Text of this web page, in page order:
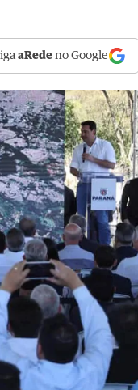
aRede no Google